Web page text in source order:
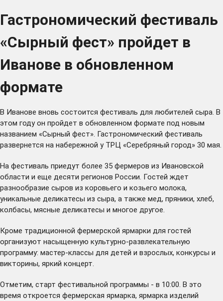
Гастрономический фестиваль
«Сырный фест» пройдет в
Иванове в обновленном
формате
В Иванове вновь состоится фестиваль для любителей сыра. В
этом году он пройдет в обновленном формате под новым
названием «Сырный фест». Гастрономический фестиваль
развернется на набережной у ТРЦ «Серебряный город» 30 мая.
На фестиваль приедут более 35 фермеров из Ивановской
области и еще десяти регионов России. Гостей ждет
разнообразие сыров из коровьего и козьего молока,
уникальные деликатесы из сыра, а также мед, пряники, хлеб,
колбасы, мясные деликатесы и многое другое.
Кроме традиционной фермерской ярмарки для гостей
организуют насыщенную культурно-развлекательную
программу: мастер-классы для детей и взрослых, конкурсы и
викторины, яркий концерт.
Отметим, старт фестивальной программы - в 10:00. В это
время откроется фермерская ярмарка, ярмарка изделий